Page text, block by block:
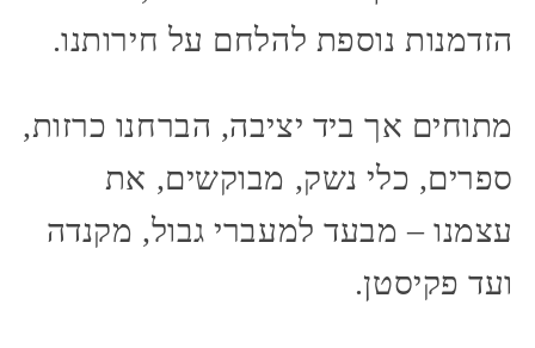
הזדמנות נוספת להלחם על חירותנו.
מתוחים אך ביד יציבה, הברחנו כרזות,
ספרים, כלי נשק, מבוקשים, את
עצמנו – מבעד למעברי גבול, מקנדה
ועד פקיסטן.